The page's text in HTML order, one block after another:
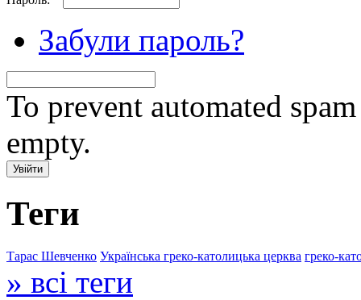
Забули пароль?
To prevent automated
empty.
Теги
Тарас Шевченко Українська греко-католицька церква греко-
» всі теги